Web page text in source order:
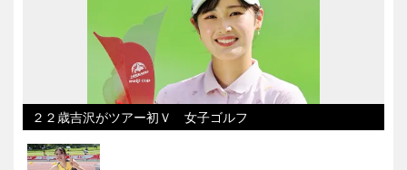
２２歳吉沢がツアー初Ｖ 女子ゴルフ